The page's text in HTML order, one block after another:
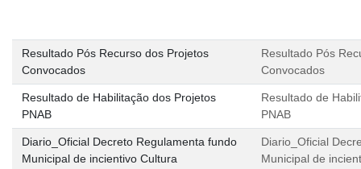
Resultado Pós Recurso dos Projetos
Convocados
Resultado Pós
Convocados
Resultado de Habilitação dos Projetos
PNAB
Resultado de
PNAB
Diario_Oficial Decreto Regulamenta fundo
Municipal de incientivo Cultura
Diario_Oficial
Municipal de